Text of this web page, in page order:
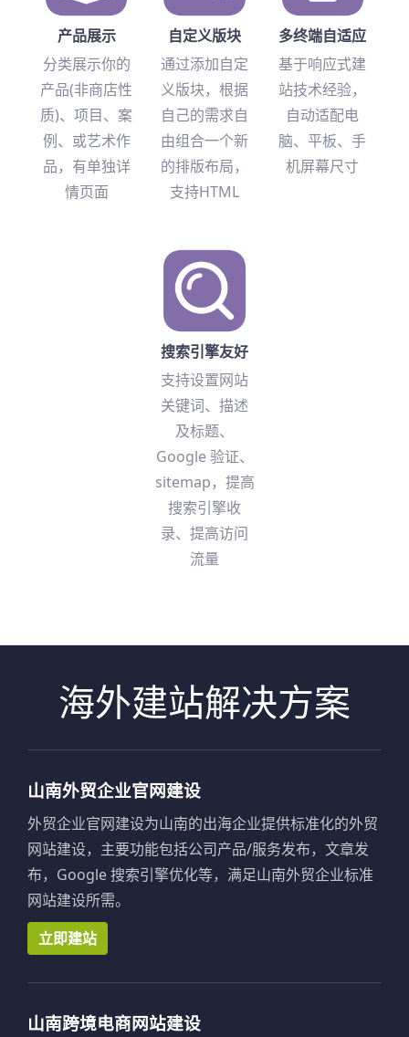
产品展示
分类展示你的
产品(非商店性
质)、项目、案
例、或艺术作
品，有单独详
情页面
自定义版块
通过添加自定
义版块，根据
自己的需求自
由组合一个新
的排版布局，
支持HTML
多终端自适应
基于响应式建
站技术经验，
自动适配电
脑、平板、手
机屏幕尺寸
搜索引擎友好
支持设置网站
关键词、描述
及标题、
Google 验证、
sitemap，提高
搜索引擎收
录、提高访问
流量
海外建站解决方案
山南外贸企业官网建设
外贸企业官网建设为山南的出海企业提供标准化的外贸
网站建设，主要功能包括公司产品/服务发布，文章发
布，Google 搜索引擎优化等，满足山南外贸企业标准
网站建设所需。
立即建站
山南跨境电商网站建设